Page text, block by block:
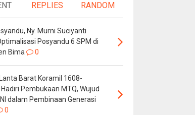
REPLIES RANDOM
Ny. Murni Suciyanti
Posyandu 6 SPM di
Bima
0
Barat Koramil 1608-
Pembukaan MTQ, Wujud
dalam Pembinaan Generasi
0